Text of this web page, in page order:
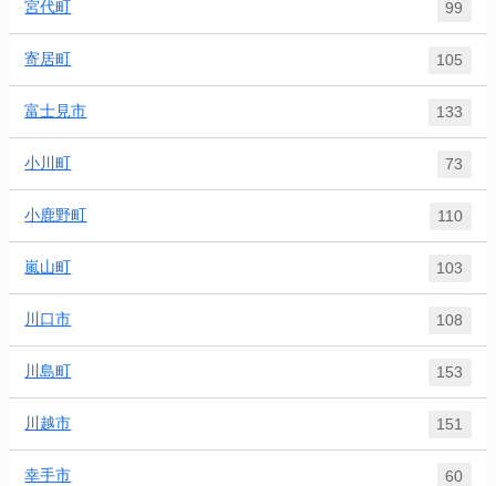
宮代町 99
寄居町 105
富士見市 133
小川町 73
小鹿野町 110
嵐山町 103
川口市 108
川島町 153
川越市 151
幸手市 60